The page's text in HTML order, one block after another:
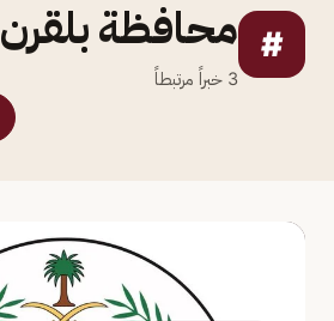
# محافظة بلقرن
3 خبراً مرتبطاً